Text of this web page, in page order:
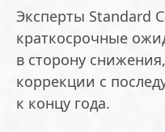
Эксперты Standard
краткосрочные
в сторону
коррекции с
к концу года.